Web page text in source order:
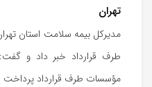
تهران
مدیرکل بیمه سلامت استان
طرف قرارداد خبر داد و
مؤسسات طرف قرارداد